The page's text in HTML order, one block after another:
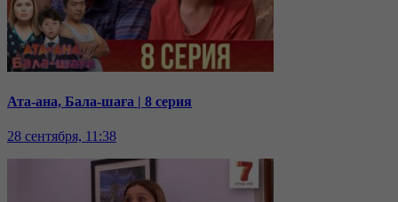
Ата-ана, Бала-шаға | 8 серия
28 сентября, 11:38